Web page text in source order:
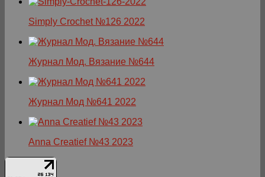
Simply Crochet №126 2022
Журнал Мод. Вязание №644
Журнал Мод №641 2022
Anna Creatief №43 2023